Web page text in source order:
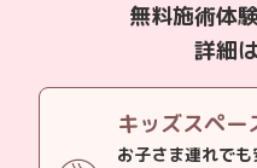
無料施術体
詳細は
キッズスペー
お子さま連れで